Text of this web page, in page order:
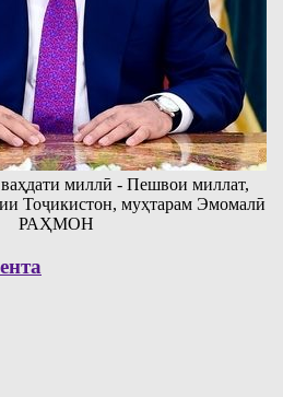
ваҳдати миллӣ - Пешвои миллат,
Тоҷикистон, муҳтарам Эмомалӣ
РАҲМОН